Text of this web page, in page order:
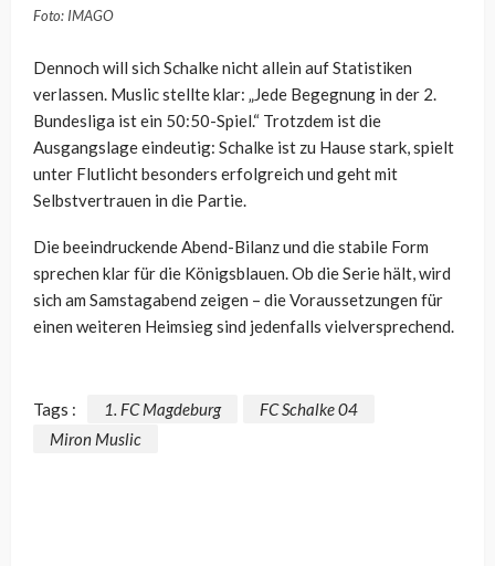
Foto: IMAGO
Dennoch will sich Schalke nicht allein auf Statistiken
verlassen. Muslic stellte klar: „Jede Begegnung in der 2.
Bundesliga ist ein 50:50-Spiel.“ Trotzdem ist die
Ausgangslage eindeutig: Schalke ist zu Hause stark, spielt
unter Flutlicht besonders erfolgreich und geht mit
Selbstvertrauen in die Partie.
Die beeindruckende Abend-Bilanz und die stabile Form
sprechen klar für die Königsblauen. Ob die Serie hält, wird
sich am Samstagabend zeigen – die Voraussetzungen für
einen weiteren Heimsieg sind jedenfalls vielversprechend.
Tags : 1. FC Magdeburg
FC Schalke 04
Miron Muslic